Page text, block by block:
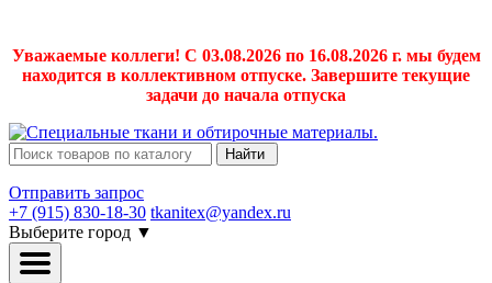
Уважаемые коллеги! С 03.08.2026 по 16.08.2026 г. мы будем
находится в коллективном отпуске. Завершите текущие
задачи до начала отпуска
Найти
Отправить запрос
+7 (915) 830-18-30 tkanitex@yandex.ru
Выберите город ▼